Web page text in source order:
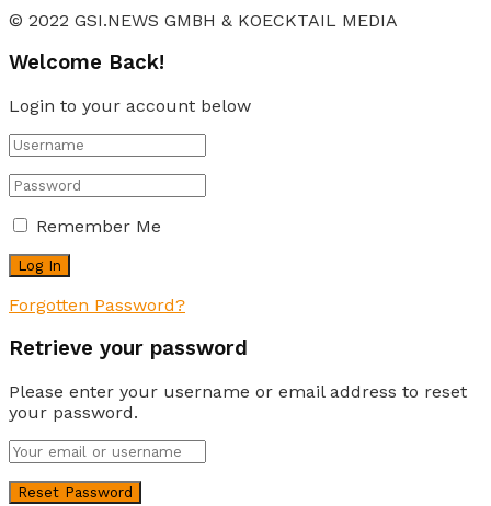
© 2022 GSI.NEWS GMBH & KOECKTAIL MEDIA
Welcome Back!
Login to your account below
Remember Me
Forgotten Password?
Retrieve your password
Please enter your username or email address to reset
your password.